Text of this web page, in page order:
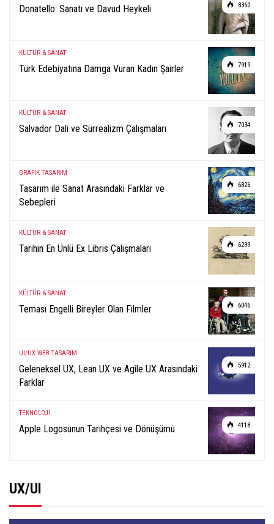
8360
Donatello: Sanatı ve Davud Heykeli
7919
KÜLTÜR & SANAT
Türk Edebiyatına Damga Vuran Kadın Şairler
7034
KÜLTÜR & SANAT
Salvador Dali ve Sürrealizm Çalışmaları
6826
GRAFİK TASARIM
Tasarım ile Sanat Arasındaki Farklar ve
Sebepleri
6299
KÜLTÜR & SANAT
Tarihin En Ünlü Ex Libris Çalışmaları
6046
KÜLTÜR & SANAT
Teması Engelli Bireyler Olan Filmler
5912
UI/UX WEB TASARIM
Geleneksel UX, Lean UX ve Agile UX Arasındaki
Farklar
4118
TEKNOLOJİ
Apple Logosunun Tarihçesi ve Dönüşümü
UX/UI